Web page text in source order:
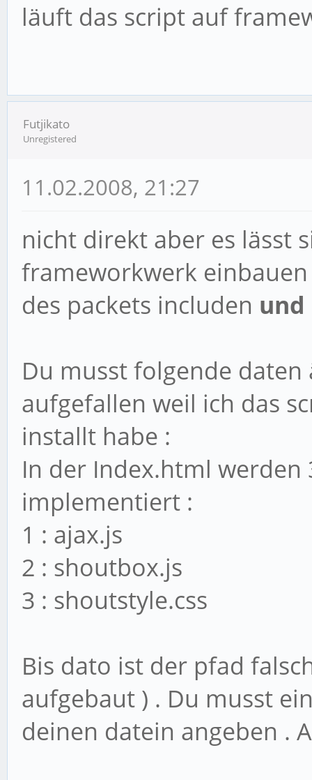
läuft das script auf
Futjikato
Unregistered
11.02.2008, 21:27
nicht direkt aber es lässt
frameworkwerk
des packets includen und
Du musst folgende
aufgefallen weil ich das
installt habe :
In der Index.html
implementiert :
1 : ajax.js
2 : shoutbox.js
3 : shoutstyle.css
Bis dato ist der pfad
aufgebaut ) . Du musst
deinen datein angeben .